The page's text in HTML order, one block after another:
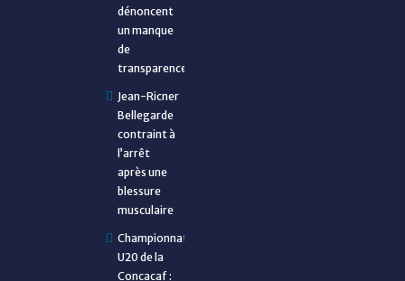
dénoncent
un manque
de
transparence
Jean-Ricner
Bellegarde
contraint à
l’arrêt
après une
blessure
musculaire
Championnat
U20 de la
Concacaf :